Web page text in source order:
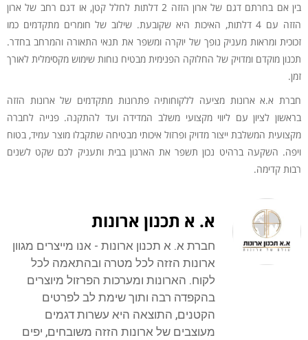
בין אם בחרתם דגם של ארון הזזה 2 דלתות לחלל קטן, או דגם רחב של ארון
הזזה עם 4 דלתות, האיכות היא שקובעת. שילוב של חומרים מתקדמים כמו
זכוכית ומראות מעניק נופך של יוקרה ומשפר את תנאי התאורה והמרחב בחדר.
תכנון מוקדם ומדויק של החלוקה הפנימית מבטיח נוחות שימוש מקסימלית לאורך
זמן.
חברת א.א ארונות מציעה ללקוחותיה פתרונות מתקדמים של ארונות הזזה
בראשון לציון עם ליווי מקצועי משלב המדידה ועד להתקנה. פנייה לחברה
מקצועית המשלבת ייצור מדויק ופרזול איכותי מבטיחה שתקבלו מוצר עמיד, בטוח
ויפה. השקעה ברהיט נכון תשפר את הארגון בבית ותעניק לכם שקט לשנים
רבות קדימה.
א. א תכנון ארונות
חברת א. א תכנון ארונות - אנו מייצרים מגוון
ארונות הזזה לכל מטרה ובהתאמה לכל
לקוח. הארונות ומערכות הפרזול מיוצרים
בהקפדה רבה ותוך שימת לב לפרטים
הקטנים, התוצאה היא עשרות דגמים
מעוצבים של ארונות הזזה משובחים, יפים